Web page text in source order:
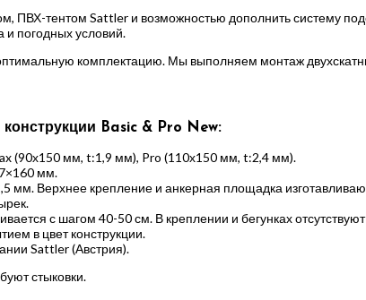
ПВХ-тентом Sattler и возможностью дополнить систему
и погодных условий.
комплектацию. Мы выполняем монтаж
Basic & Pro New:
(90х150 мм, t:1,9 мм), Pro (110х150 мм, t:2,4 мм).
мм.
Верхнее крепление и анкерная площадка
с шагом 40-50 см. В креплении и бегунках
в цвет конструкции.
Sattler (Австрия).
стыковки.